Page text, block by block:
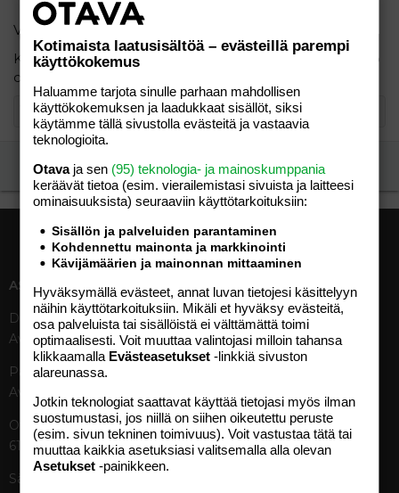
Varmistus
Kuinka monta sanaa on lauseessa: "Kuinka paljon kello
on?"
Ilmoita asiaton viesti
ASIAKASPALVELU
Digipalvelut (09) 156 6227
Avoinna ma–pe 8–19
Painettu lehti (09) 156 665
Avoinna ma–pe 8–19
Otavamedian vaihde (09) 156
61
Sähköposti (digi)
MEDIATIEDOT
Tekniset tiedot, aikataulut ja
ilmoitushinnat
Tietoa verkon kävijöistä
Avoimuusraportti
Käyttöehdot
TUOTTEET
Kotimaista laatusisältöä – evästeillä parempi
käyttökokemus
Haluamme tarjota sinulle parhaan mahdollisen
käyttökokemuksen ja laadukkaat sisällöt, siksi
käytämme tällä sivustolla evästeitä ja vastaavia
teknologioita.
Otavaja sen (95) teknologia- ja mainoskumppania
keräävät tietoa (esim. vierailemis­tasi sivuista ja laitteesi
ominaisuuk­sista) seuraaviin käyttötarkoituksiin:
Sisällön ja palveluiden parantaminen
Kohdennettu mainonta ja markkinointi
Kävijämäärien ja mainonnan mittaaminen
Hyväksymällä evästeet, annat luvan tietojesi käsittelyyn
näihin käyttötarkoituksiin. Mikäli et hyväksy evästeitä,
osa palveluista tai sisällöistä ei välttämättä toimi
optimaalisesti. Voit muuttaa valintojasi milloin tahansa
klikkaamalla Evästeasetukset -linkkiä sivuston
alareunassa.
Jotkin teknologiat saattavat käyttää tietojasi myös ilman
suostumustasi, jos niillä on siihen oikeutettu peruste
(esim. sivun tekninen toimivuus). Voit vastustaa tätä tai
muuttaa kaikkia asetuksiasi valitsemalla alla olevan
Asetukset -painikkeen.